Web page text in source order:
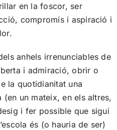
en la foscor, ser
compromís i aspiració i
anhels irrenunciables de
i admiració, obrir o
la quotidianitat una
un mateix, en els altres,
i fer possible que sigui
és (o hauria de ser)